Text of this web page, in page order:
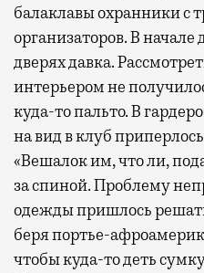
балаклавы охранники с
организаторов. В начале
дверях давка.
интерьером не
куда-то пальто. В
на вид в клуб
«Вешалок им, что ли,
за спиной. Проблему
одежды пришлось
беря портье-
чтобы куда-то деть